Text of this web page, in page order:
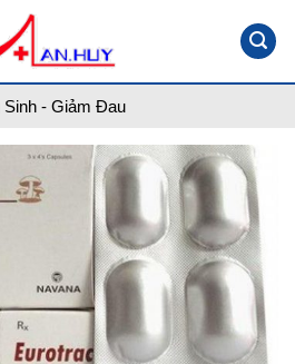
Sinh - Giảm Đau